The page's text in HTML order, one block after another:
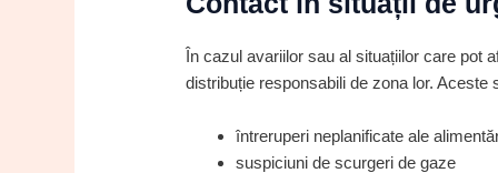
În cazul avariilor sau al situațiilor care pot
distribuție responsabili de zona lor. Aceste
întreruperi neplanificate ale
suspiciuni de scurgeri de gaze